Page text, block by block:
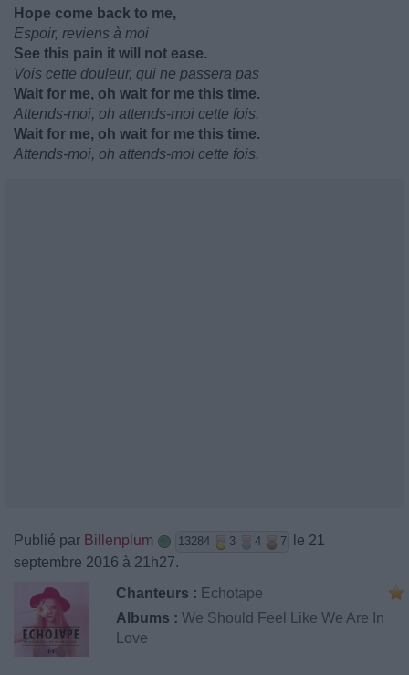
Hope come back to me,
Espoir, reviens à moi
See this pain it will not ease.
Vois cette douleur, qui ne passera pas
Wait for me, oh wait for me this time.
Attends-moi, oh attends-moi cette fois.
Wait for me, oh wait for me this time.
Attends-moi, oh attends-moi cette fois.
Publié par Billenplum 13284 3 4 7
le 21
septembre 2016 à 21h27.
Chanteurs : Echotape
Albums : We Should Feel Like We Are In
Love